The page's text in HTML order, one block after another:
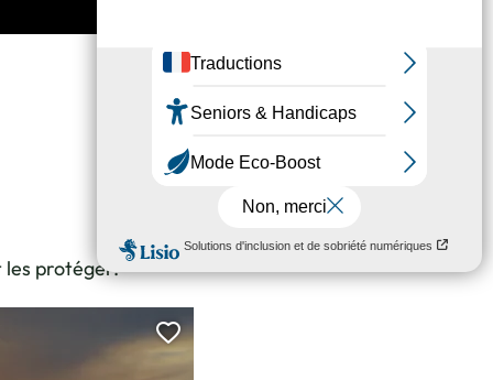
les protéger.
Ajouter cette page au carnet